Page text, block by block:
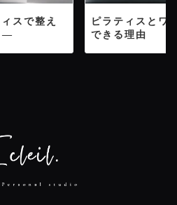
スで整え
―
ピラティスとワ
できる理由